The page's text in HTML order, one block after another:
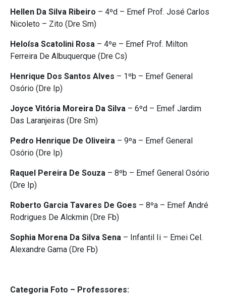
Hellen Da Silva Ribeiro – 4ºd – Emef Prof. José Carlos
Nicoleto – Zito (Dre Sm)
Heloísa Scatolini Rosa – 4ºe – Emef Prof. Milton
Ferreira De Albuquerque (Dre Cs)
Henrique Dos Santos Alves – 1ºb – Emef General
Osório (Dre Ip)
Joyce Vitória Moreira Da Silva – 6ºd – Emef Jardim
Das Laranjeiras (Dre Sm)
Pedro Henrique De Oliveira – 9ºa – Emef General
Osório (Dre Ip)
Raquel Pereira De Souza – 8ºb – Emef General Osório
(Dre Ip)
Roberto Garcia Tavares De Goes – 8ºa – Emef André
Rodrigues De Alckmin (Dre Fb)
Sophia Morena Da Silva Sena – Infantil Ii – Emei Cel.
Alexandre Gama (Dre Fb)
Categoria Foto – Professores: